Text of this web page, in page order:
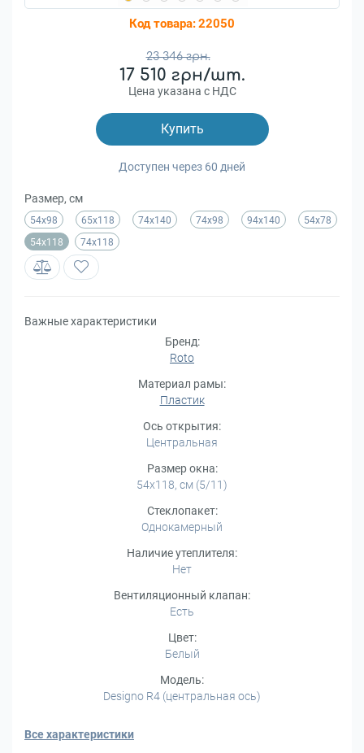
Код товара:22050
23 346 грн.
17 510 грн/шт.
Цена указана с НДС
Купить
Доступен через 60 дней
Размер, см
54х98 65х118 74х140 74х98 94х140
54x78
54x118
74x118
Важные характеристики
Бренд:
Roto
Материал рамы:
Пластик
Ось открытия:
Центральная
Размер окна:
54x118, см (5/11)
Стеклопакет:
Однокамерный
Наличие утеплителя:
Нет
Вентиляционный клапан:
Есть
Цвет:
Белый
Модель:
Designo R4 (центральная ось)
Все характеристики